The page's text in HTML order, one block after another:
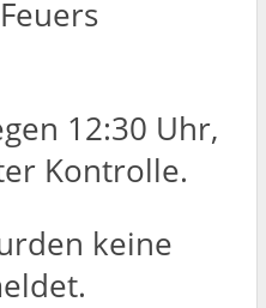
12:30 Uhr,
Kontrolle.
keine